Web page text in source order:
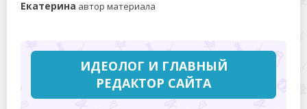
Екатерина автор материала
ИДЕОЛОГ И ГЛАВНЫЙ
РЕДАКТОР САЙТА